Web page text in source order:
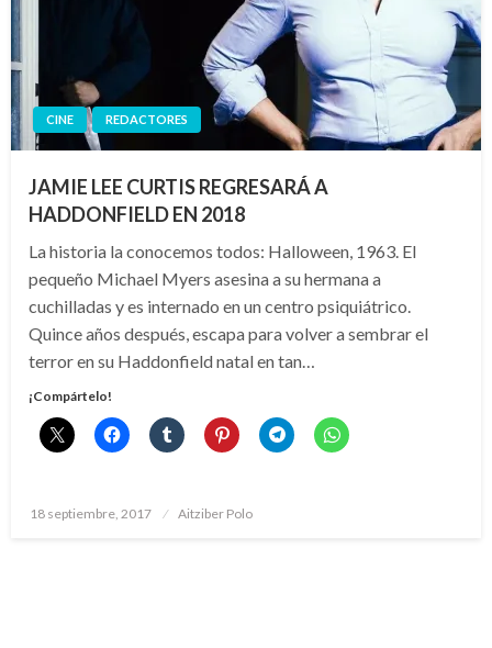
CINE REDACTORES
JAMIE LEE CURTIS REGRESARÁ A
HADDONFIELD EN 2018
La historia la conocemos todos: Halloween, 1963. El
pequeño Michael Myers asesina a su hermana a
cuchilladas y es internado en un centro psiquiátrico.
Quince años después, escapa para volver a sembrar el
terror en su Haddonfield natal en tan…
¡Compártelo!
Publicado
18 septiembre, 2017 Aitziber Polo